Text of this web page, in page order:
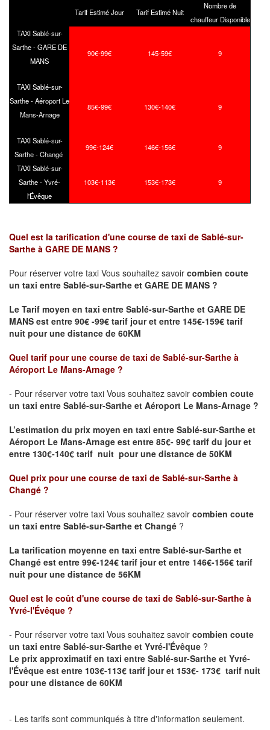
Tarif Estimé Jour Tarif Estimé Nuit
Nombre de
chauffeur Disponible
TAXI Sablé-sur-
Sarthe - GARE DE
MANS
90€-99€ 145-59€ 9
TAXI Sablé-sur-
Sarthe - Aéroport Le
Mans-Arnage
85€-99€ 130€-140€ 9
TAXI Sablé-sur-
Sarthe - Changé
99€-124€ 146€-156€ 9
TAXI Sablé-sur-
Sarthe - Yvré-
l'Évêque
103€-113€ 153€-173€ 9
Quel est la tarification d'une course de taxi de Sablé-sur-
Sarthe à GARE DE MANS ?
Pour réserver votre taxi Vous souhaitez savoir combien coute
un taxi entre Sablé-sur-Sarthe et GARE DE MANS ?
Le Tarif moyen en taxi entre Sablé-sur-Sarthe et GARE DE
MANS est entre 90€ -99€ tarif jour et entre 145€-159€ tarif
nuit pour une distance de 60KM
Quel tarif pour une course de taxi de Sablé-sur-Sarthe à
Aéroport Le Mans-Arnage ?
- Pour réserver votre taxi Vous souhaitez savoir combien coute
un taxi entre Sablé-sur-Sarthe et Aéroport Le Mans-Arnage ?
L’estimation du prix moyen en taxi entre Sablé-sur-Sarthe et
Aéroport Le Mans-Arnage est entre 85€- 99€ tarif du jour et
entre 130€-140€ tarif nuit pour une distance de 50KM
Quel prix pour une course de taxi de Sablé-sur-Sarthe à
Changé ?
- Pour réserver votre taxi Vous souhaitez savoir combien coute
un taxi entre Sablé-sur-Sarthe et Changé ?
La tarification moyenne en taxi entre Sablé-sur-Sarthe et
Changé est entre 99€-124€ tarif jour et entre 146€-156€ tarif
nuit pour une distance de 56KM
Quel est le coût d'une course de taxi de Sablé-sur-Sarthe à
Yvré-l'Évêque ?
- Pour réserver votre taxi Vous souhaitez savoir combien coute
un taxi entre Sablé-sur-Sarthe et Yvré-l'Évêque ?
Le prix approximatif en taxi entre Sablé-sur-Sarthe et Yvré-
l'Évêque est entre 103€-113€ tarif jour et 153€- 173€ tarif nuit
pour une distance de 60KM
- Les tarifs sont communiqués à titre d'information seulement.